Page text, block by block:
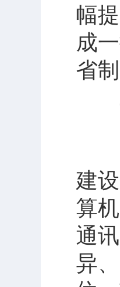
幅
成
省
（
1
建
算
通
异